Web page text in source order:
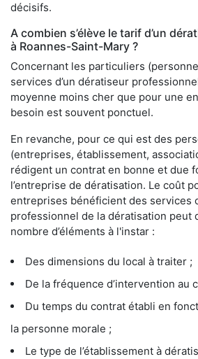
décisifs.
A combien s’élève le tarif d’un
à Roannes-Saint-Mary ?
Concernant les particuliers
services d’un dératiseur
moyenne moins cher que pour une
besoin est souvent ponctuel.
En revanche, pour ce qui est des
(entreprises, établissement,
rédigent un contrat en bonne et due
l’entreprise de dératisation. Le coût
entreprises bénéficient des services
professionnel de la dératisation peut
nombre d’éléments à l'instar :
Des dimensions du local à traiter ;
De la fréquence d’intervention au
Du temps du contrat établi en
la personne morale ;
Le type de l’établissement à